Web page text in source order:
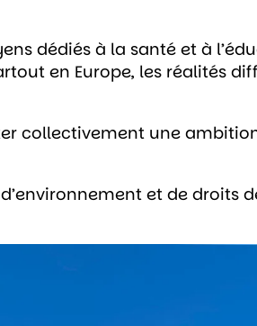
dédiés à la santé et à
en Europe, les réalités
collectivement une
et de droits